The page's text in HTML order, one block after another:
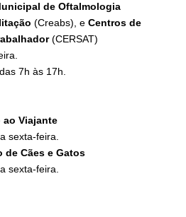
de Oftalmologia
(Creabs), e Centros de
(CERSAT)
7h às 17h.
ao Viajante
sexta-feira.
de Cães e Gatos
sexta-feira.